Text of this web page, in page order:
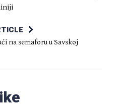
na semaforu u Savskoj